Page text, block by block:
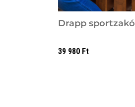
Drapp sportzakó
39 980 Ft